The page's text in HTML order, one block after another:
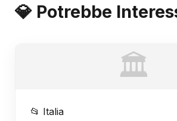
💎 Potrebbe
🏛️
📂 Italia